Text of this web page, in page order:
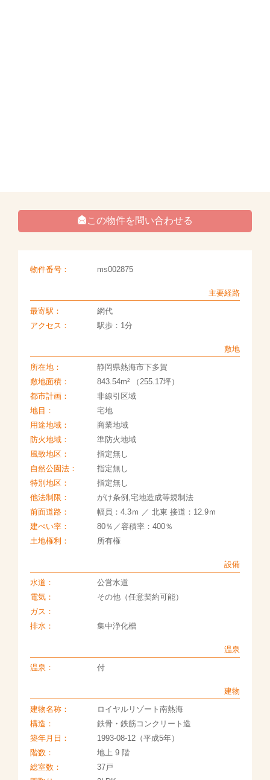
この物件を問い合わせる
物件番号： ms002875
主要経路
最寄駅：
網代
アクセス：
駅歩：1分
敷地
所在地：
静岡県熱海市下多賀
敷地面積：
843.54m2（255.17坪）
都市計画：
非線引区域
地目：
宅地
用途地域：
商業地域
防火地域：
準防火地域
風致地区：
指定無し
自然公園法：
指定無し
特別地区：
指定無し
他法制限：
がけ条例,宅地造成等規制法
前面道路：
幅員：4.3ｍ ／ 北東 接道：12.9ｍ
建ぺい率：
80％／容積率：400％
土地権利：
所有権
設備
水道：
公営水道
電気：
その他（任意契約可能）
ガス：
排水：
集中浄化槽
温泉
温泉：
付
建物
建物名称：
ロイヤルリゾート南熱海
構造：
鉄骨・鉄筋コンクリート造
築年月日：
1993-08-12（平成5年）
階数：
地上 9 階
総室数：
37戸